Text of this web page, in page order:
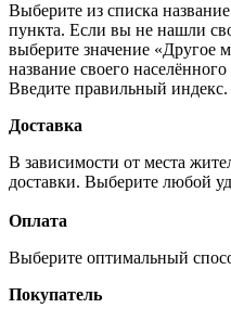
Выберите из списка
пункта. Если вы не нашли
выберите значение «Другое
название своего
Введите правильный индекс.
Доставка
В зависимости от места
доставки. Выберите любой
Оплата
Выберите оптимальный
Покупатель